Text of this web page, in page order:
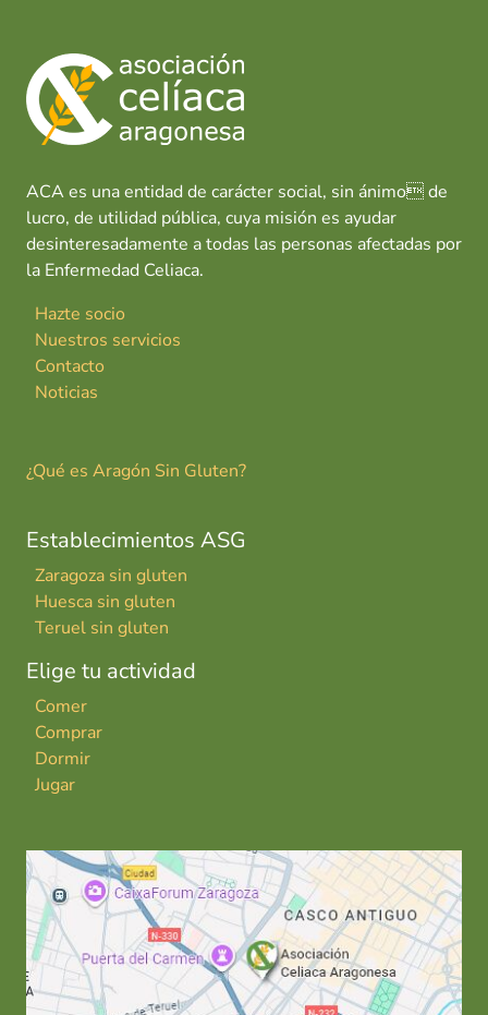
ACA es una entidad de carácter social, sin ánimo de
lucro, de utilidad pública, cuya misión es ayudar
desinteresadamente a todas las personas afectadas por
la Enfermedad Celiaca.
Hazte socio
Nuestros servicios
Contacto
Noticias
¿Qué es Aragón Sin Gluten?
Establecimientos ASG
Zaragoza sin gluten
Huesca sin gluten
Teruel sin gluten
Elige tu actividad
Comer
Comprar
Dormir
Jugar